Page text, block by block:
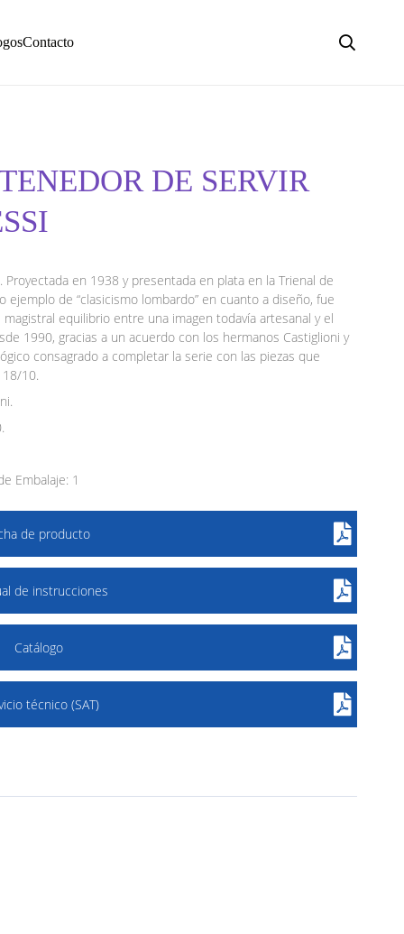
Contacto
DE SERVIR
Proyectada en 1938 y presentada en plata en la Trienal de
de “clasicismo lombardo” en cuanto a diseño, fue
equilibrio entre una imagen todavía artesanal y el
1990, gracias a un acuerdo con los hermanos Castiglioni y
consagrado a completar la serie con las piezas que
10.
Embalaje: 1
de producto
de instrucciones
Catálogo
técnico (SAT)